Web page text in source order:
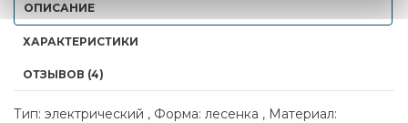
ОПИСАНИЕ
ХАРАКТЕРИСТИКИ
ОТЗЫВОВ (4)
Тип: электрический , Форма: лесенка , Материал: